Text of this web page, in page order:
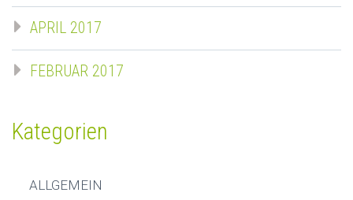
APRIL 2017
FEBRUAR 2017
Kategorien
ALLGEMEIN